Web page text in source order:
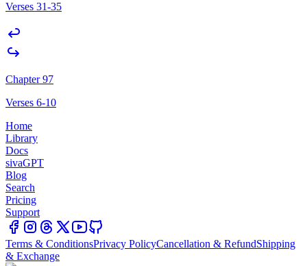
Verses 31-35
Chapter 97
Verses 6-10
Home
Library
Docs
sivaGPT
Blog
Search
Pricing
Support
Terms & ConditionsPrivacy PolicyCancellation & RefundShipping
& Exchange